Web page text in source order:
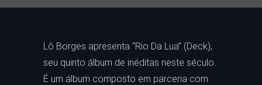
Lô Borges apresenta “Rio Da Lua” (Deck),
seu quinto álbum de inéditas neste século.
É um álbum composto em parceria com